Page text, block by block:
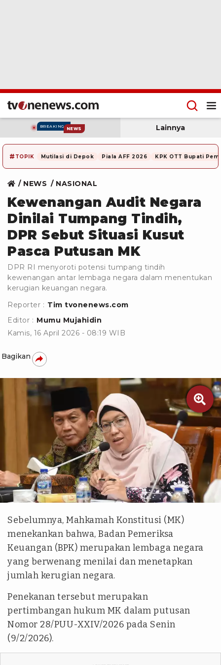
BREAKING NEWS Lainnya
# TOPIK Mutilasi di Depok Piala AFF 2026 KPK OTT Bupati
NEWS NASIONAL
Kewenangan Audit Negara
Dinilai Tumpang Tindih,
DPR Sebut Situasi Kusut
Pasca Putusan MK
DPR RI menyoroti potensi tumpang tindih
kewenangan antar lembaga negara dalam menentukan
kerugian keuangan negara.
Reporter : Tim tvonenews.com
Editor : Mumu Mujahidin
Kamis, 16 April 2026 - 08:19 WIB
Bagikan

dpr.go.id
Sebelumnya, Mahkamah Konstitusi (MK)
menekankan bahwa, Badan Pemeriksa
Keuangan (BPK) merupakan lembaga negara
yang berwenang menilai dan menetapkan
jumlah kerugian negara.
Penekanan tersebut merupakan
pertimbangan hukum MK dalam putusan
Nomor 28/PUU-XXIV/2026 pada Senin
(9/2/2026).